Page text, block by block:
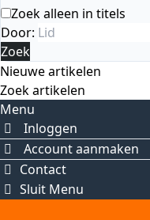
Zoek alleen in titels
Door:
Zoek
Nieuwe artikelen
Zoek artikelen
Menu
Inloggen
Account aanmaken
Contact
Sluit Menu